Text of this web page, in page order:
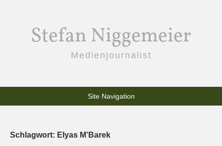
Stefan Niggemeier
Medienjournalist
Site Navigation
Schlagwort: Elyas M’Barek